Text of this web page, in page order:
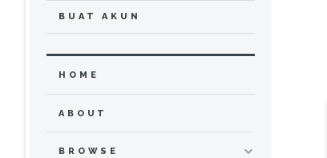
BUAT AKUN
HOME
ABOUT
BROWSE